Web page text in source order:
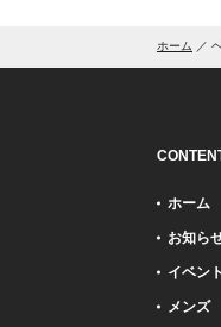
ホーム
ホーム
お知ら
イベン
メンズ